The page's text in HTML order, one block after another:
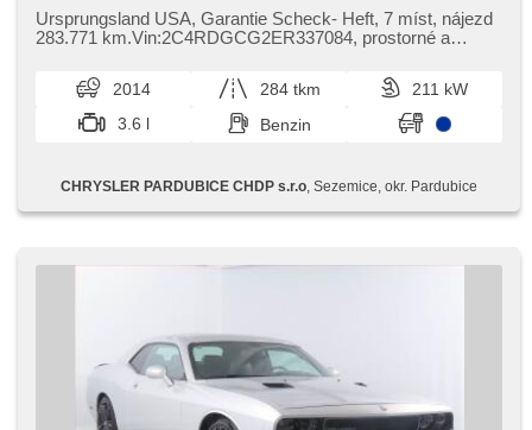
Bordcomputer, dotykové ovládání palubního počítače, volba
jízdního režimu, Fahrkamera, Lichtsensor,
Multifunktionslenkrad, Telefon, hands free, Bluetooth, El.
Wagentürschlüssung, El. Seitenscheiben, El.
Vorderscheiben, El. Klappspiegel, Wegfahrsperre,
Zentralverriegelung, isofix, Lederpolsterung, El. einstellbare
beheizte Spiegel, Teilbare Rücksitzbank, Innenthermometer,
Heckscheibenwischer, Getönte Scheiben, zatmavená zadní
Ursprungsland USA,​ Garantie Scheck​- Heft,​ 7 míst,​ nájezd
283.771 km.Vin:2C4RDGCG2ER337084,​ prostorné a
2014 284 tkm
211 kW
3.6 l
Benzin
CHRYSLER PARDUBICE CHDP s.r.o , Sezemice, okr. Pardubice